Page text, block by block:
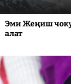
Эми Жеңиш
алат